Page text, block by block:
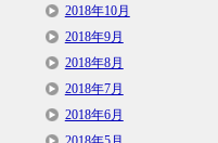
2018年10月
2018年9月
2018年8月
2018年7月
2018年6月